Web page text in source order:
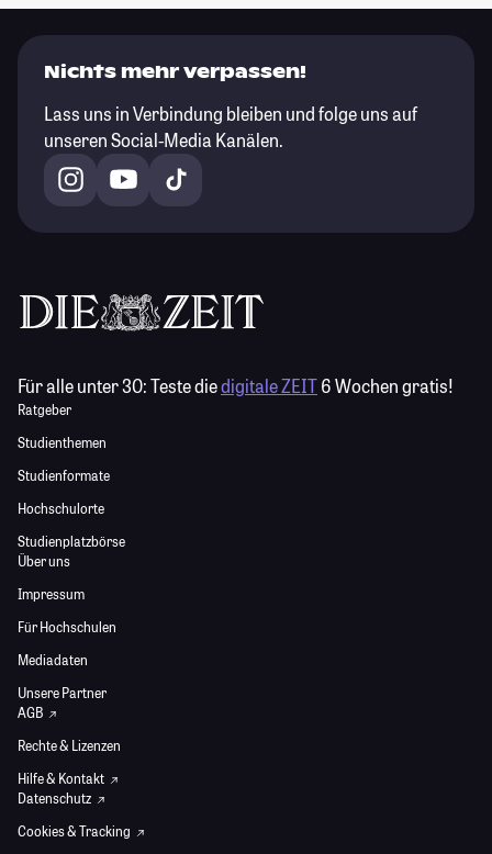
Nichts mehr verpassen!
Lass uns in Verbindung bleiben und folge uns auf
unseren Social-Media Kanälen.
Für alle unter 30:Teste diedigitale ZEIT6 Wochen gratis!
Ratgeber
Studienthemen
Studienformate
Hochschulorte
Studienplatzbörse
Über uns
Impressum
Für Hochschulen
Mediadaten
Unsere Partner
AGB
Rechte & Lizenzen
Hilfe & Kontakt
Datenschutz
Cookies & Tracking